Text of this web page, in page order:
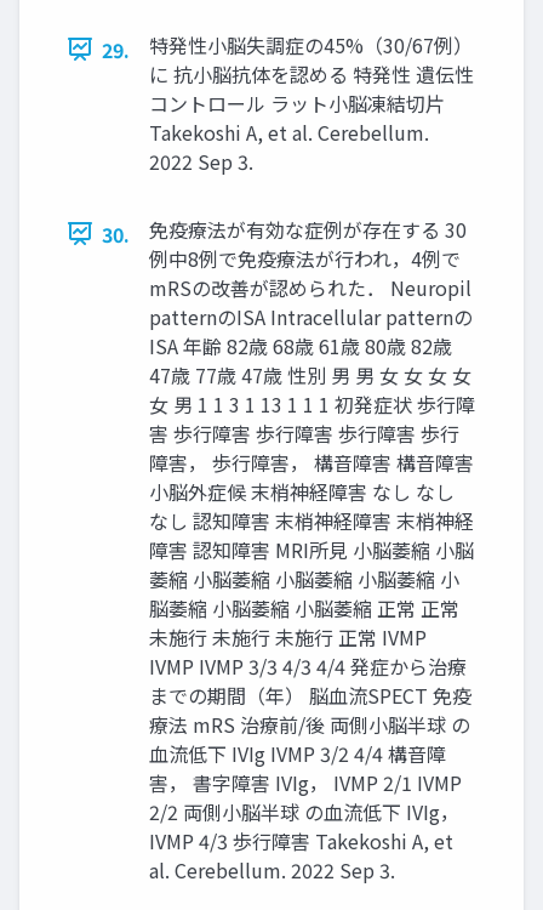
29.
特発性小脳失調症の45%（30/67例）
に 抗小脳抗体を認める 特発性 遺伝性
コントロール ラット小脳凍結切片
Takekoshi A, et al. Cerebellum.
2022 Sep 3.
30.
免疫療法が有効な症例が存在する 30
例中8例で免疫療法が行われ，4例で
mRSの改善が認められた． Neuropil
patternのISA Intracellular patternの
ISA 年齢 82歳 68歳 61歳 80歳 82歳
47歳 77歳 47歳 性別 男 男 女 女 女 女
女 男 1 1 3 1 13 1 1 1 初発症状 歩行障
害 歩行障害 歩行障害 歩行障害 歩行
障害， 歩行障害， 構音障害 構音障害
小脳外症候 末梢神経障害 なし なし
なし 認知障害 末梢神経障害 末梢神経
障害 認知障害 MRI所見 小脳萎縮 小脳
萎縮 小脳萎縮 小脳萎縮 小脳萎縮 小
脳萎縮 小脳萎縮 小脳萎縮 正常 正常
未施行 未施行 未施行 正常 IVMP
IVMP IVMP 3/3 4/3 4/4 発症から治療
までの期間（年） 脳血流SPECT 免疫
療法 mRS 治療前/後 両側小脳半球 の
血流低下 IVIg IVMP 3/2 4/4 構音障
害， 書字障害 IVIg， IVMP 2/1 IVMP
2/2 両側小脳半球 の血流低下 IVIg，
IVMP 4/3 歩行障害 Takekoshi A, et
al. Cerebellum. 2022 Sep 3.